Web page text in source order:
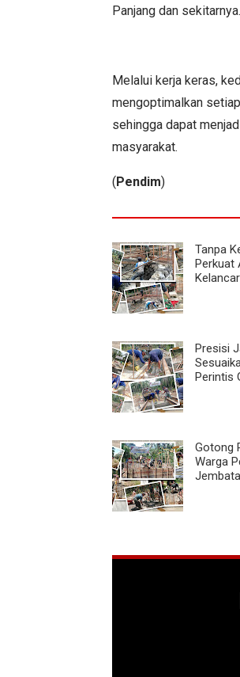
Panjang dan sekitarnya.
Melalui kerja keras,
mengoptimalkan
sehingga dapat
masyarakat.
( Pendim)
Tanpa
Perkuat
Presisi
Perintis
Gotong
Warga